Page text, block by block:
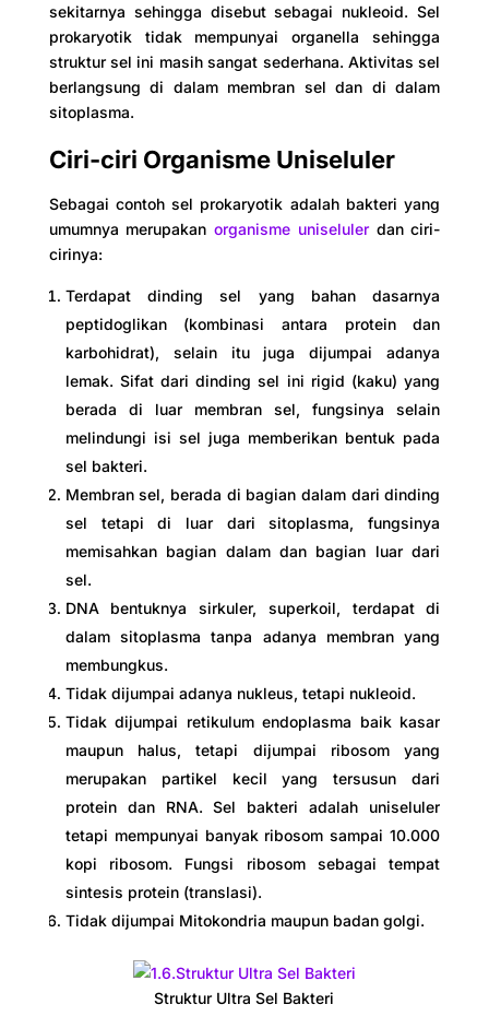
sekitarnya sehingga disebut sebagai nukleoid. Sel
prokaryotik tidak mempunyai organella sehingga
struktur sel ini masih sangat sederhana. Aktivitas sel
berlangsung di dalam membran sel dan di dalam
sitoplasma.
Ciri-ciri Organisme Uniseluler
Sebagai contoh sel prokaryotik adalah bakteri yang
umumnya merupakanorganisme uniselulerdan ciri-
cirinya:
Terdapat dinding sel yang bahan dasarnya
peptidoglikan (kombinasi antara protein dan
karbohidrat), selain itu juga dijumpai adanya
lemak. Sifat dari dinding sel ini rigid (kaku) yang
berada di luar membran sel, fungsinya selain
melindungi isi sel juga memberikan bentuk pada
sel bakteri.
Membran sel, berada di bagian dalam dari dinding
sel tetapi di luar dari sitoplasma, fungsinya
memisahkan bagian dalam dan bagian luar dari
sel.
DNA bentuknya sirkuler, superkoil, terdapat di
dalam sitoplasma tanpa adanya membran yang
membungkus.
Tidak dijumpai adanya nukleus, tetapi nukleoid.
Tidak dijumpai retikulum endoplasma baik kasar
maupun halus, tetapi dijumpai ribosom yang
merupakan partikel kecil yang tersusun dari
protein dan RNA. Sel bakteri adalah uniseluler
tetapi mempunyai banyak ribosom sampai 10.000
kopi ribosom. Fungsi ribosom sebagai tempat
sintesis protein (translasi).
Tidak dijumpai Mitokondria maupun badan golgi.
Struktur Ultra Sel Bakteri